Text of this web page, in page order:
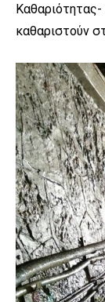
καθαριστούν